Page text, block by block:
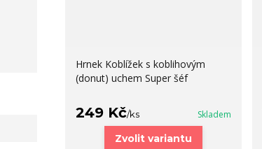
Hrnek Koblížek s koblihovým
(donut) uchem Super šéf
249 Kč/ks Skladem
Zvolit variantu